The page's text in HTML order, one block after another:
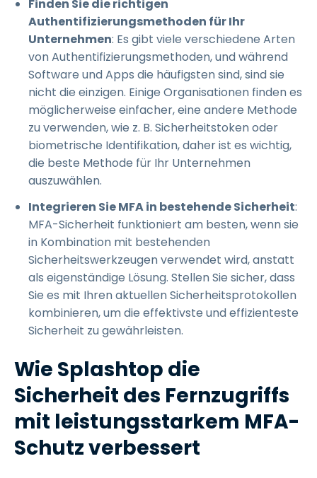
Finden Sie die richtigen
Authentifizierungsmethoden für Ihr
Unternehmen: Es gibt viele verschiedene Arten
von Authentifizierungsmethoden, und während
Software und Apps die häufigsten sind, sind sie
nicht die einzigen. Einige Organisationen finden es
möglicherweise einfacher, eine andere Methode
zu verwenden, wie z. B. Sicherheitstoken oder
biometrische Identifikation, daher ist es wichtig,
die beste Methode für Ihr Unternehmen
auszuwählen.
Integrieren Sie MFA in bestehende Sicherheit:
MFA-Sicherheit funktioniert am besten, wenn sie
in Kombination mit bestehenden
Sicherheitswerkzeugen verwendet wird, anstatt
als eigenständige Lösung. Stellen Sie sicher, dass
Sie es mit Ihren aktuellen Sicherheitsprotokollen
kombinieren, um die effektivste und effizienteste
Sicherheit zu gewährleisten.
Wie Splashtop die
Sicherheit des Fernzugriffs
mit leistungsstarkem MFA-
Schutz verbessert